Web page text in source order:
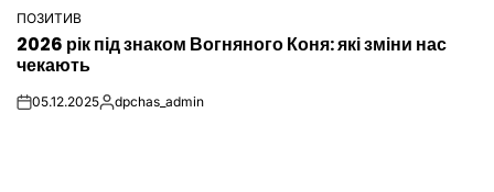
ОПУБЛІКУВАТИ
У
ПОЗИТИВ
2026 рік під знаком Вогняного Коня: які зміни нас
чекають
on05.12.2025Опубліковано
dpchas_admin